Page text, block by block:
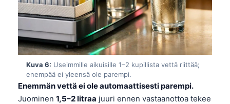
Kuva 6: Useimmille aikuisille 1–2 kupillista vettä riittää;
enempää ei yleensä ole parempi.
Enemmän vettä ei ole automaattisesti parempi.
Juominen 1,5–2 litraa juuri ennen vastaanottoa tekee
ગુજરાતી
ಕನ್ನಡ
മലയാളം
Bahasa Melayu
Tagalog